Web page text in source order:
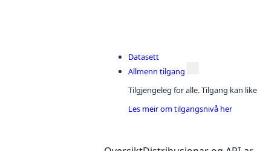
Datasett
Allmenn tilgang
Tilgjengeleg for alle. Tilgang kan
Les meir om tilgangsnivå her